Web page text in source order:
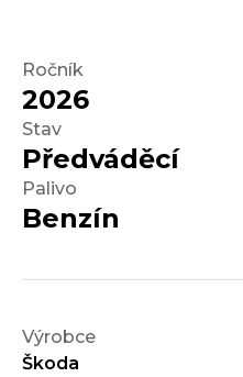
Ročník
2026
Stav
Předváděcí
Palivo
Benzín
Výrobce
Škoda